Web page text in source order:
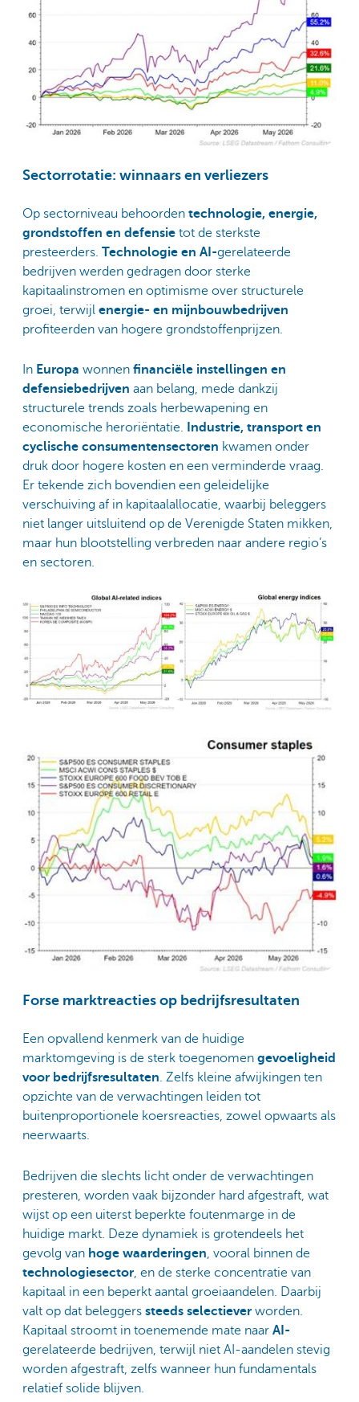
Sectorrotatie: winnaars en verliezers
Op sectorniveau behoorden technologie, energie,
grondstoffen en defensie tot de sterkste
presteerders. Technologie en AI-gerelateerde
bedrijven werden gedragen door sterke
kapitaalinstromen en optimisme over structurele
groei, terwijl energie- en mijnbouwbedrijven
profiteerden van hogere grondstoffenprijzen.
In Europa wonnen financiële instellingen en
defensiebedrijven aan belang, mede dankzij
structurele trends zoals herbewapening en
economische heroriëntatie.
Industrie, transport en
cyclische consumentensectoren kwamen onder
druk door hogere kosten en een verminderde vraag.
Er tekende zich bovendien een geleidelijke
verschuiving af in kapitaalallocatie, waarbij beleggers
niet langer uitsluitend op de Verenigde Staten mikken,
maar hun blootstelling verbreden naar andere regio’s
en sectoren.
Forse marktreacties op bedrijfsresultaten
Een opvallend kenmerk van de huidige
marktomgeving is de sterk toegenomen gevoeligheid
voor bedrijfsresultaten. Zelfs kleine afwijkingen ten
opzichte van de verwachtingen leiden tot
buitenproportionele koersreacties, zowel opwaarts als
neerwaarts.
Bedrijven die slechts licht onder de verwachtingen
presteren, worden vaak bijzonder hard afgestraft, wat
wijst op een uiterst beperkte foutenmarge in de
huidige markt. Deze dynamiek is grotendeels het
gevolg van hoge waarderingen, vooral binnen de
technologiesector, en de sterke concentratie van
kapitaal in een beperkt aantal groeiaandelen. Daarbij
valt op dat beleggers steeds selectiever worden.
Kapitaal stroomt in toenemende mate naar AI-
gerelateerde bedrijven, terwijl niet AI-aandelen stevig
worden afgestraft, zelfs wanneer hun fundamentals
relatief solide blijven.